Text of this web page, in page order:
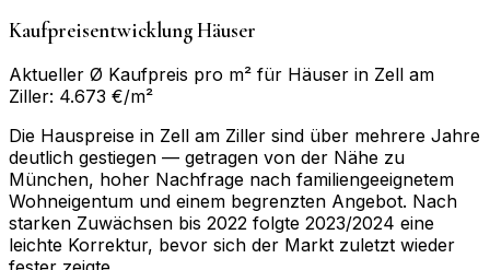
Kaufpreisentwicklung Häuser
Aktueller Ø Kaufpreis pro m² für Häuser in Zell am
Ziller: 4.673 €/m²
Die Hauspreise in Zell am Ziller sind über mehrere Jahre
deutlich gestiegen — getragen von der Nähe zu
München, hoher Nachfrage nach familiengeeignetem
Wohneigentum und einem begrenzten Angebot. Nach
starken Zuwächsen bis 2022 folgte 2023/2024 eine
leichte Korrektur, bevor sich der Markt zuletzt wieder